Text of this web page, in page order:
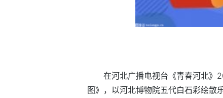
在河北广播电视台《青春河北》
图》，以河北博物院五代白石彩绘散